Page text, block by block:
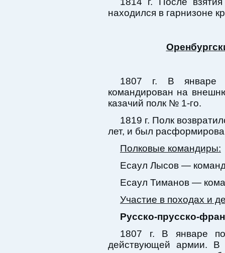
находился в гарнизоне
1807 г. В январе
командирован на
казачий полк № 1-го.
1819 г. Полк
лет, и был
Полковые командиры:
Есаул Лысов —
Есаул Тиманов —
Участие в походах и
Русско-прусско-
1807 г. В январе
действующей армии.